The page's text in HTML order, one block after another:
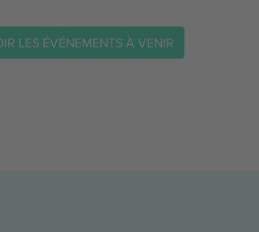
LES ÉVÉNEMENTS À VENIR